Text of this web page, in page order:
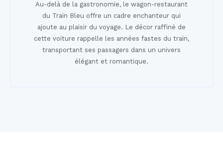
Au-delà de la gastronomie, le wagon-restaurant
du Train Bleu offre un cadre enchanteur qui
ajoute au plaisir du voyage. Le décor raffiné de
cette voiture rappelle les années fastes du train,
transportant ses passagers dans un univers
élégant et romantique.